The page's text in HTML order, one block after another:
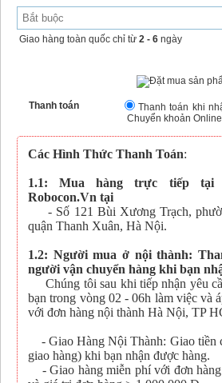
Giao hàng toàn quốc chỉ từ 2 - 6 ngày
Thanh toán
Thanh toán
Chuyển khoản Online
Các Hình Thức Thanh Toán:
1.1: Mua hàng trực tiếp tại
Robocon.Vn tại
- Số 121 Bùi Xương Trạch,
quận Thanh Xuân, Hà Nội.
1.2: Người mua ở nội thành:
người vận chuyển hàng khi bạn
Chúng tôi sau khi tiếp nhận yêu
bạn trong vòng 02 - 06h làm việc và
với đơn hàng nội thành Hà Nội, TP
- Giao Hàng Nội Thành: Giao tiền
giao hàng) khi bạn nhận được hàng.
- Giao hàng miễn phí với đơn